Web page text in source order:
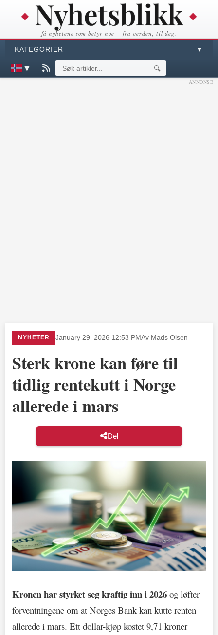
få nyhetene som betyr noe – fra verden, til deg.
KATEGORIER ▼
▼ 🔍
ANNONSE
NYHETER January 29, 2026 12:53 PMAv Mads Olsen
Sterk krone kan føre til
tidlig rentekutt i Norge
allerede i mars
Del
Kronen har styrket seg kraftig inn i 2026 og løfter
forventningene om at Norges Bank kan kutte renten
allerede i mars. Ett dollar-kjøp kostet 9,71 kroner